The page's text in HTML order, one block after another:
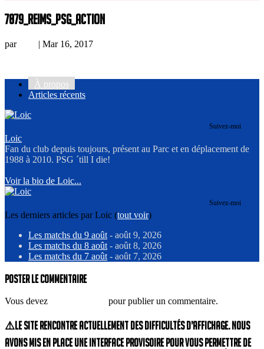
7879_Reims_PSG_action
par | Mar 16, 2017
À propos
Articles récents
Suivez-moi
Loic
Fan du club depuis toujours, présent au Parc et en déplacement de
1988 à 2010. PSG ´till I die!
Voir la bio de Loic...
Suivez-moi
Les derniers articles par Loic (tout voir)
Les matchs du 9 août - août 9, 2026
Les matchs du 8 août - août 8, 2026
Les matchs du 7 août - août 7, 2026
Poster le commentaire
Vous devez pour publier un commentaire.
⚠️Le site rencontre actuellement des difficultés d’affichage. Nous
avons mis en place une interface provisoire pour vous permettre de